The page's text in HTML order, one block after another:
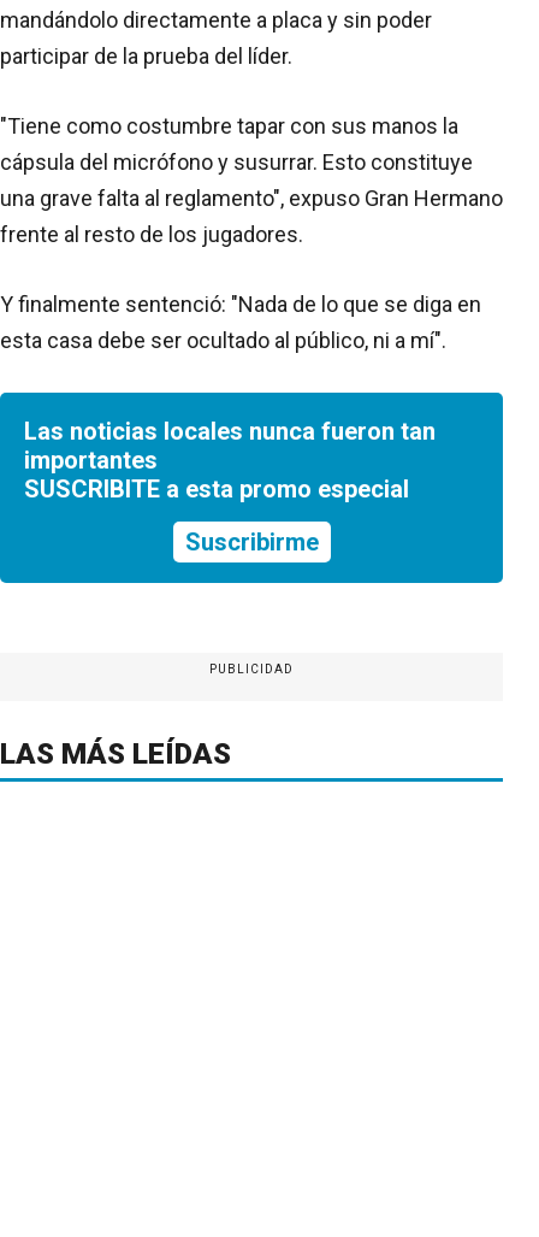
mandándolo directamente a placa y sin poder
participar de la prueba del líder.
"Tiene como costumbre tapar con sus manos la
cápsula del micrófono y susurrar. Esto constituye
una grave falta al reglamento", expuso Gran Hermano
frente al resto de los jugadores.
Y finalmente sentenció: "Nada de lo que se diga en
esta casa debe ser ocultado al público, ni a mí".
Las noticias locales nunca fueron tan
importantes
SUSCRIBITE a esta promo especial
Suscribirme
PUBLICIDAD
LAS MÁS LEÍDAS